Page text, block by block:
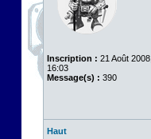
Inscription : 21 Août 2008,
16:03
Message(s) : 390
Haut